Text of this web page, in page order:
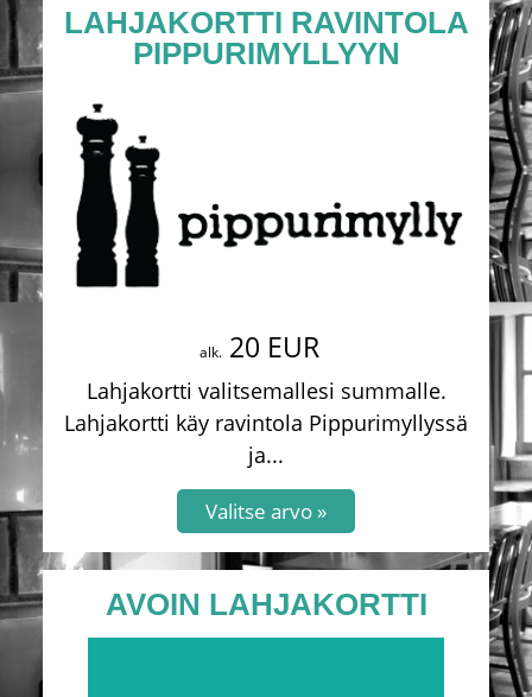
LAHJAKORTTI RAVINTOLA
PIPPURIMYLLYYN
alk.20 EUR
Lahjakortti valitsemallesi summalle.
Lahjakortti käy ravintola Pippurimyllyssä
ja...
AVOIN LAHJAKORTTI